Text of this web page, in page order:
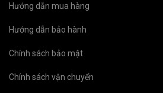
Hướng dẫn mua hàng
Hướng dẫn bảo hành
Chính sách bảo mật
Chính sách vận chuyển